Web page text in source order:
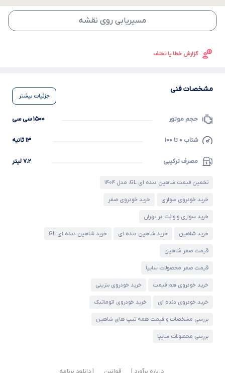
مسیریابی روی نقشه
گزارش خطا یا تخلف
مشخصات فنی
جزئیات بیشتر
حجم موتور ۱۵۰۰ سی سی
شتاب ۰ تا ۱۰۰ ۱۳ ثانیه
مصرف ترکیبی ۷.۲ لیتر
تخمین قیمت شاهین دنده ای GL، مدل ۱۴۰۴
خرید خودروی سواری خرید خودروی صفر
خرید سواری و وانت در تهران
خرید شاهین خرید شاهین دنده ای خرید شاهین دنده ای GL
قیمت صفر شاهین
قیمت صفر محصولات سایپا
خرید خودروی هم قیمت خرید خودروی بنزینی
خرید خودروی دنده ای خرید خودروی اتوماتیک
بررسی مشخصات و قیمت همه تیپ های شاهین
بررسی محصولات سایپا